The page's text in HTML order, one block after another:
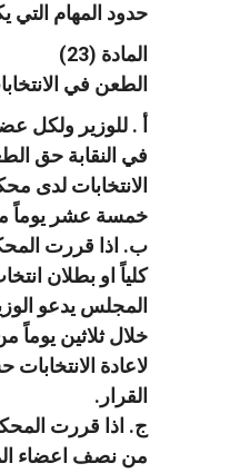
حدود المهام التي
المادة (23)
الطعن في
أ . للوزير ولكل
في النقابة حق
الانتخابات لدى
خمسة عشر يوماً
ب. اذا قررت
كلياً او بطلان
المجلس يدعو
خلال ثلاثين يوماً
لاعادة
القرار.
ج. اذا قررت
من نصف اعضاء